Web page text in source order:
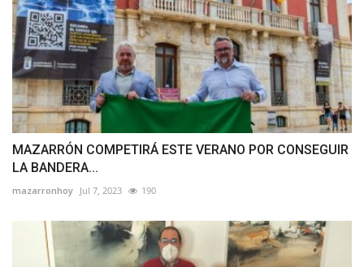
MAZARRÓN COMPETIRÁ ESTE VERANO POR CONSEGUIR
LA BANDERA...
mazarronhoy Jul 7, 2023 190